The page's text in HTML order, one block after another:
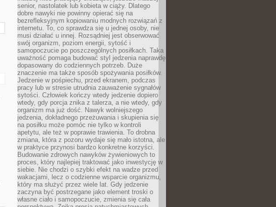
senior, nastolatek lub kobieta w ciąży. Dlatego
dobre nawyki nie powinny opierać się na
bezrefleksyjnym kopiowaniu modnych rozwiązań z
internetu. To, co sprawdza się u jednej osoby, nie
musi działać u innej. Rozsądniej jest obserwować
swój organizm, poziom energii, sytość i
samopoczucie po poszczególnych posiłkach. Taka
uważność pomaga budować styl jedzenia naprawdę
dopasowany do codziennych potrzeb. Duże
znaczenie ma także sposób spożywania posiłków.
Jedzenie w pośpiechu, przed ekranem, podczas
pracy lub w stresie utrudnia zauważenie sygnałów
sytości. Człowiek kończy wtedy jedzenie dopiero
wtedy, gdy porcja znika z talerza, a nie wtedy, gdy
organizm ma już dość. Nawyk wolniejszego
jedzenia, dokładnego przeżuwania i skupienia się
na posiłku może pomóc nie tylko w kontroli
apetytu, ale też w poprawie trawienia. To drobna
zmiana, która z pozoru wydaje się mało istotna, ale
w praktyce przynosi bardzo konkretne korzyści.
Budowanie zdrowych nawyków żywieniowych to
proces, który najlepiej traktować jako inwestycję w
siebie. Nie chodzi o szybki efekt na wadze przed
wakacjami, lecz o codzienne wsparcie organizmu,
który ma służyć przez wiele lat. Gdy jedzenie
zaczyna być postrzegane jako element troski o
własne ciało i samopoczucie, zmienia się cała